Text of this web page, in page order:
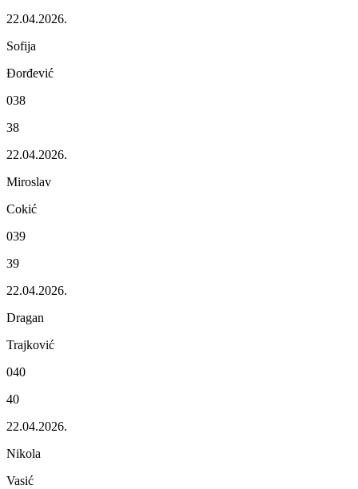
22.04.2026.
Sofija
Đorđеvić
038
38
22.04.2026.
Miroslav
Cokić
039
39
22.04.2026.
Dragan
Trajković
040
40
22.04.2026.
Nikola
Vasić